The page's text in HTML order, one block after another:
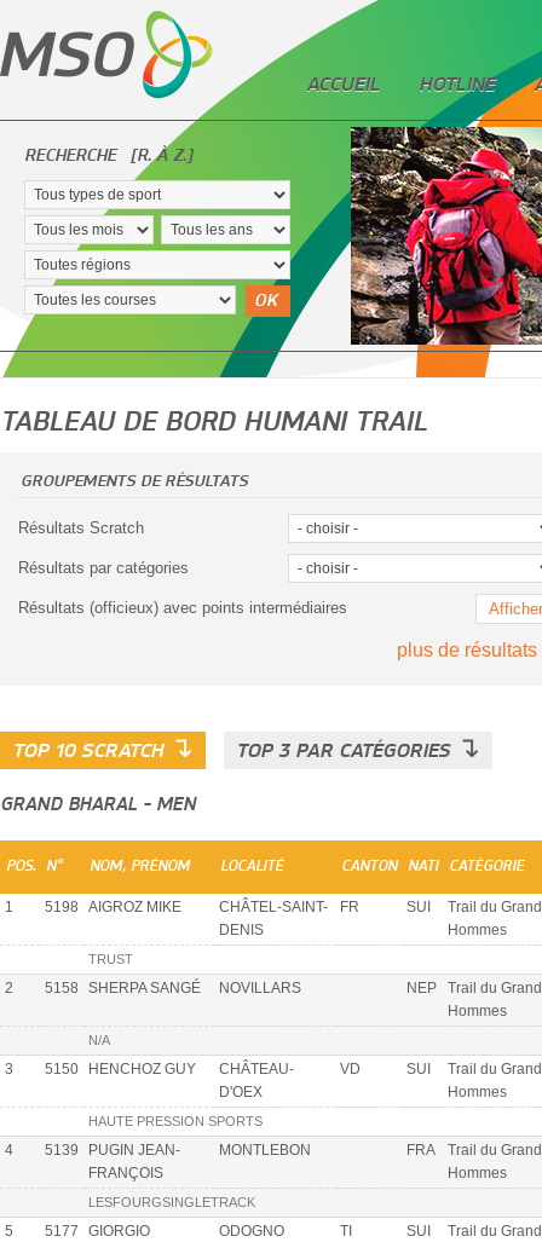
ACCUEIL HOTLINE
RECHERCHE [R. À Z.]
OK
TABLEAU DE BORD HUMANI TRAIL
GROUPEMENTS DE RÉSULTATS
Résultats Scratch
Résultats par catégories
Résultats (officieux) avec points intermédiaires Afficher
plus de résultats
TOP 10 SCRATCH ↴ TOP 3 PAR CATÉGORIES ↴
GRAND BHARAL - MEN
POS. N° NOM, PRÉNOM LOCALITÉ CANTON NATI CATÉGORIE
1 5198 AIGROZ MIKE
CHÂTEL-SAINT-
DENIS
FR SUI
Trail du
Hommes
TRUST
2 5158 SHERPA SANGÉ NOVILLARS NEP
Trail du
Hommes
N/A
3 5150 HENCHOZ GUY
CHÂTEAU-
D'OEX
VD SUI
Trail du
Hommes
HAUTE PRESSION SPORTS
4 5139
PUGIN JEAN-
FRANÇOIS
MONTLEBON FRA
Trail du
Hommes
LESFOURGSINGLETRACK
5 5177
GIORGIO
ODOGNO TI SUI
Trail du